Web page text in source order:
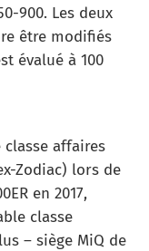
900. Les deux
être modifiés
évalué à 100
affaires
Zodiac) lors de
en 2017,
classe
– siège MiQ de